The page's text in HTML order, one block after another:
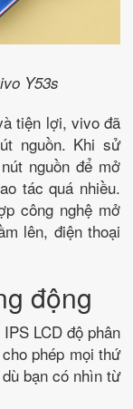
Y53s
tiện lợi, vivo đã
nguồn. Khi sử
nguồn để mở
tác quá nhiều.
công nghệ mở
lên, điện thoại
động
LCD độ phân
phép mọi thứ
bạn có nhìn từ